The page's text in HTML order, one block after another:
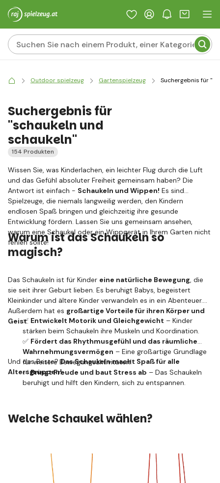
Outdoor spielzeug Gartenspielzeug Suchergebnis für
Suchergebnis für
"schaukeln und
schaukeln"
154 Produkten
Wissen Sie, was Kinderlachen, ein leichter Flug durch die Luft
und das Gefühl absoluter Freiheit gemeinsam haben? Die
Antwort ist einfach - Schaukeln und Wippen! Es sind
Spielzeuge, die niemals langweilig werden, den Kindern
endlosen Spaß bringen und gleichzeitig ihre gesunde
Entwicklung fördern. Lassen Sie uns gemeinsam ansehen,
warum eine Schaukel oder ein Wippgerät in Ihrem Garten nicht
fehlen sollte!
Warum ist das Schaukeln so
magisch?
Das Schaukeln ist für Kinder eine natürliche Bewegung, die
sie seit ihrer Geburt lieben. Es beruhigt Babys, begeistert
Kleinkinder und ältere Kinder verwandeln es in ein Abenteuer.
Außerdem hat es großartige Vorteile für ihren Körper und
Geist:
✅ Entwickelt Motorik und Gleichgewicht – Kinder
stärken beim Schaukeln ihre Muskeln und Koordination.
✅ Fördert das Rhythmusgefühl und das räumliche
Wahrnehmungsvermögen – Eine großartige Grundlage
für weitere Bewegungsaktivitäten!
✅Bringt Freude und baut Stress ab – Das Schaukeln
beruhigt und hilft den Kindern, sich zu entspannen.
Und das Beste?Das Schaukeln macht Spaß für alle
Altersgruppen!
Welche Schaukel wählen?